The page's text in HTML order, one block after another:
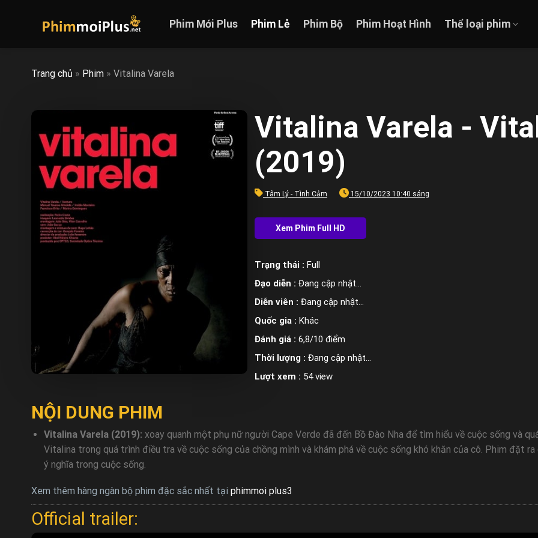
Phim Mới Plus Phim Lẻ Phim Bộ Phim Hoạt Hình Thể loại phim
Trang chủ » Phim » Vitalina Varela
Vitalina Varela -
(2019)
Tâm Lý - Tình Cảm 15/10/2023 10:40 sáng
Trạng thái : Full
Đạo diễn : Đang cập nhật…
Diễn viên : Đang cập nhật…
Quốc gia : Khác
Đánh giá : 6,8/10 điểm
Thời lượng : Đang cập nhật…
Lượt xem : 54 view
NỘI DUNG PHIM
Vitalina Varela (2019): xoay quanh một phụ nữ người Cape Verde đã đến Bồ Đào Nha để tìm hiểu về cuộc sống và
Vitalina trong quá trình điều tra về cuộc sống của chồng mình và khám phá về cuộc sống khó khăn của cô. Phim đặt
ý nghĩa trong cuộc sống.
Xem thêm hàng ngàn bộ phim đặc sắc nhất tại phimmoi plus3
Official trailer: